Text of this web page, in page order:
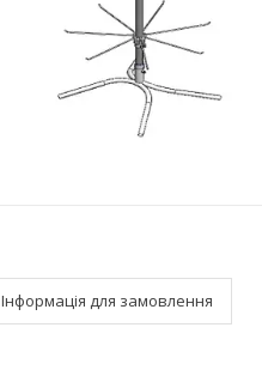
Інформація для замовлення